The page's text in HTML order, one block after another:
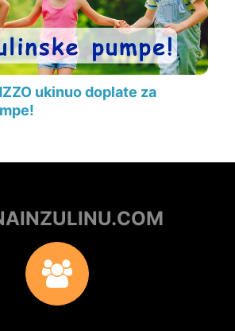
ukinuo doplate za